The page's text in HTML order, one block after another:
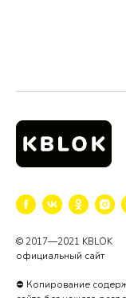
© 2017—2021 KBLOK
официальный сайт
⛔ Копирование